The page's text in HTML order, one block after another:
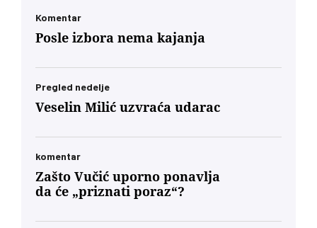
Komentar
Posle izbora nema kajanja
Pregled nedelje
Veselin Milić uzvraća udarac
komentar
Zašto Vučić uporno ponavlja
da će „priznati poraz“?